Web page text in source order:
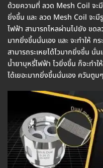
ด้วยความที่ ลวด Mesh Coil จ
ยิ่งขึ้น และ ลวด Mesh Coil จะมี
ไฟฟ้า สามารถไหลผ่านไปยัง ขด
มากยิ่งขึ้นนั่นเอง และ จะทำให้ ก
สามารถระเหยได้ไวมากยิ่งขึ้น นั่
น้ำยาบุหรี่ไฟฟ้า ไวยิ่งขึ้น ก็จะทำ
ได้เยอะมากยิ่งขึ้นนั่นเอง ควันตู